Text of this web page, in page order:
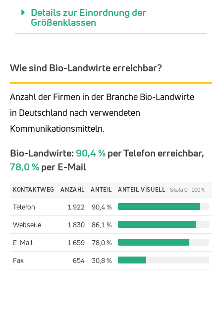
Details zur Einordnung der
Größenklassen
Wie sind Bio-Landwirte erreichbar?
Anzahl der Firmen in der Branche Bio-Landwirte
in Deutschland nach verwendeten
Kommunikationsmitteln.
Bio-Landwirte:90,4 %per Telefon erreichbar,
78,0 %per E-Mail
KONTAKTWEG ANZAHL ANTEIL ANTEIL VISUELL Skala 0 - 100 %
Telefon 1.922
90,4 %
Webseite
1.830
86,1 %
E-Mail
1.659
78,0 %
Fax
654 30,8 %